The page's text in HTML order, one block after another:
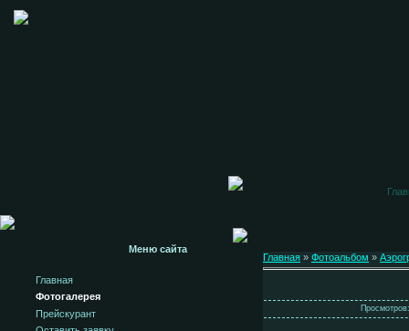
Меню сайта
Главная
Фотогалерея
Прейскурант
Главная » Фотоальбом »